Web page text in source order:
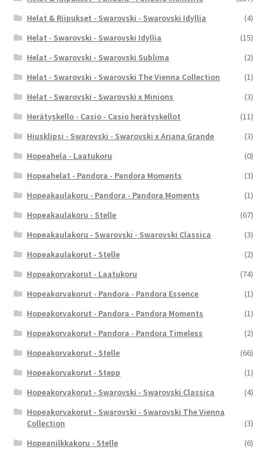
Helat & Riipukset - Swarovski - Swarovski Idyllia
(4)
Helat - Swarovski - Swarovski Idyllia
(15)
Helat - Swarovski - Swarovski Sublima
(2)
Helat - Swarovski - Swarovski The Vienna Collection
(1)
Helat - Swarovski - Swarovski x Minions
(3)
Herätyskello - Casio - Casio herätyskellot
(11)
Hiusklipsi - Swarovski - Swarovski x Ariana Grande
(3)
Hopeahela - Laatukoru
(0)
Hopeahelat - Pandora - Pandora Moments
(3)
Hopeakaulakoru - Pandora - Pandora Moments
(1)
Hopeakaulakoru - Stelle
(67)
Hopeakaulakoru - Swarovski - Swarovski Classica
(3)
Hopeakaulakorut - Stelle
(2)
Hopeakorvakorut - Laatukoru
(74)
Hopeakorvakorut - Pandora - Pandora Essence
(1)
Hopeakorvakorut - Pandora - Pandora Moments
(1)
Hopeakorvakorut - Pandora - Pandora Timeless
(2)
Hopeakorvakorut - Stelle
(66)
Hopeakorvakorut - Stepp
(1)
Hopeakorvakorut - Swarovski - Swarovski Classica
(4)
Hopeakorvakorut - Swarovski - Swarovski The Vienna
Collection
(3)
Hopeanilkkakoru - Stelle
(6)